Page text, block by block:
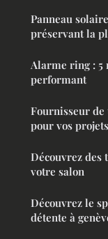
Panneau
préservant la
Alarme ring : 5
performant
Fournisseur
pour vos projets
Découvrez des
votre salon
Découvrez le
détente à